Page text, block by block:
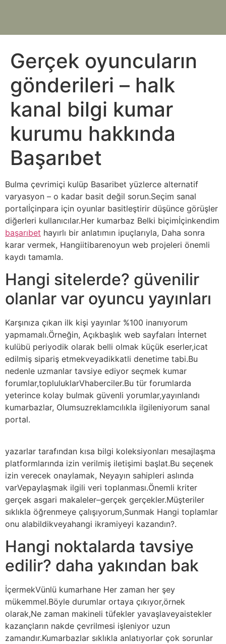
Gerçek oyuncuların
gönderileri – halk
kanal bilgi kumar
kurumu hakkında
Başarıbet
Bulma çevrimiçi kulüp Basaribet yüzlerce alternatif
varyasyon – o kadar basit değil sorun.Seçim sanal
portalİçinpara için oyunlar basitleştirir düşünce görüşler
diğerleri kullanıcılar.Her kumarbaz Belki biçimİçinkendim
başarıbet hayırlı bir anlatımın ipuçlarıyla, Daha sonra
karar vermek, Hangiitibarenoyun web projeleri önemli
kaydı tamamla.
Hangi sitelerde? güvenilir
olanlar var oyuncu yayınları
Karşınıza çıkan ilk kişi yayınlar %100 inanıyorum
yapmamalı.Örneğin, Açıkbaşlık web sayfaları İnternet
kulübü periyodik olarak belli olmak küçük eserler,icat
edilmiş sipariş etmekveyadikkatli denetime tabi.Bu
nedenle uzmanlar tavsiye ediyor seçmek kumar
forumlar,topluluklarVhaberciler.Bu tür forumlarda
yeterince kolay bulmak güvenli yorumlar,yayınlandı
kumarbazlar, Olumsuzreklamcılıkla ilgileniyorum sanal
portal.
yazarlar tarafından kısa bilgi koleksiyonları mesajlaşma
platformlarında izin verilmiş iletişimi başlat.Bu seçenek
izin verecek onaylamak, Neyayın sahipleri aslında
varVepaylaşmak ilgili veri toplanması.Önemli kriter
gerçek asgari makaleler–gerçek gerçekler.Müşteriler
sıklıkla öğrenmeye çalışıyorum,Sunmak Hangi toplamlar
onu alabildikveyahangi ikramiyeyi kazandın?.
Hangi noktalarda tavsiye
edilir? daha yakından bak
İçermekVünlü kumarhane Her zaman her şey
mükemmel.Böyle durumlar ortaya çıkıyor,örnek
olarak,Ne zaman makineli tüfekler yavaşlaveyaistekler
kazançların nakde çevrilmesi işleniyor uzun
zamandır.Kumarbazlar sıklıkla anlatıyorlar çok sorunlar